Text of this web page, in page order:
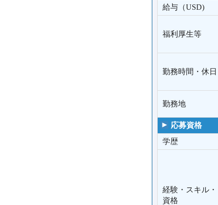
給与（USD)
福利厚生等
勤務時間・休日
勤務地
応募資格
学歴
経験・スキル・
資格